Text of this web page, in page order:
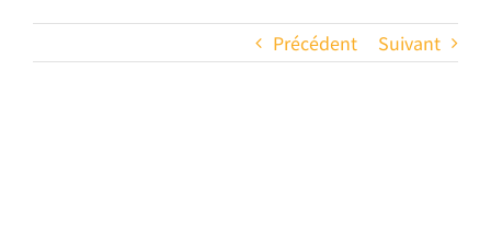
Précédent Suivant